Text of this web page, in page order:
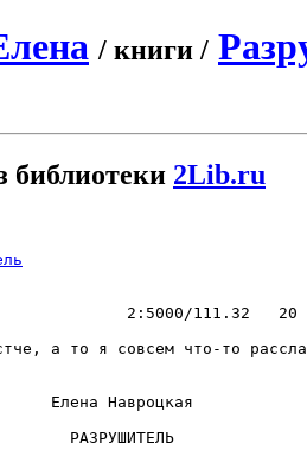
/ книги /
библиотеки 2Lib.ru